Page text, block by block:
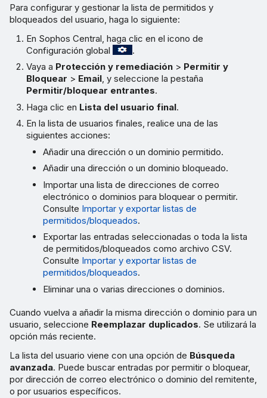
Para configurar y gestionar la lista de permitidos y
bloqueados del usuario, haga lo siguiente:
En Sophos Central, haga clic en el icono de
Configuración global
.
Vaya a Protección y remediación > Permitir y
Bloquear > Email, y seleccione la pestaña
Permitir/bloquear entrantes.
Haga clic en Lista del usuario final.
En la lista de usuarios finales, realice una de las
siguientes acciones:
Añadir una dirección o un dominio permitido.
Añadir una dirección o un dominio bloqueado.
Importar una lista de direcciones de correo
electrónico o dominios para bloquear o permitir.
Consulte Importar y exportar listas de
permitidos/bloqueados.
Exportar las entradas seleccionadas o toda la lista
de permitidos/bloqueados como archivo CSV.
Consulte Importar y exportar listas de
permitidos/bloqueados.
Eliminar una o varias direcciones o dominios.
Cuando vuelva a añadir la misma dirección o dominio para un
usuario, seleccione Reemplazar duplicados. Se utilizará la
opción más reciente.
La lista del usuario viene con una opción de Búsqueda
avanzada. Puede buscar entradas por permitir o bloquear,
por dirección de correo electrónico o dominio del remitente,
o por usuarios específicos.